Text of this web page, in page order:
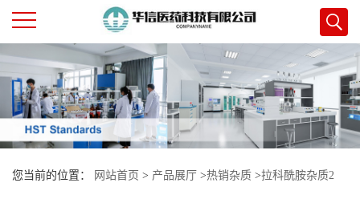
公
司
首
页
您当前的位置： 网站首页 > 产品展厅 >热销杂质 >拉科酰胺杂质2